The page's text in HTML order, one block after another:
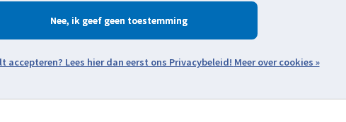
Zoeken
Nee
Meer over cookies »